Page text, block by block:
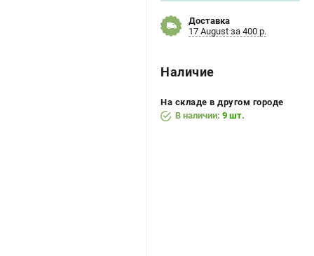
Доставка
17 August за 400 р.
Наличие
На складе в другом городе
В наличии: 9 шт.